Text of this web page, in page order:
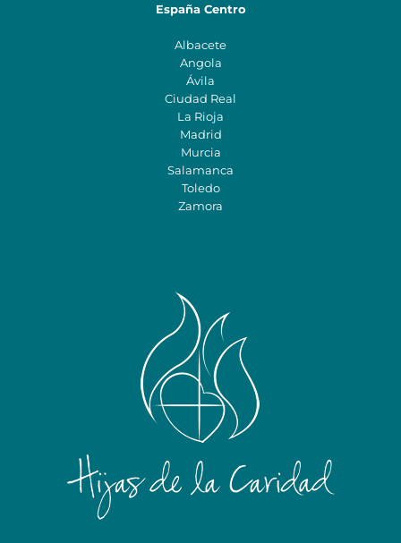
España Centro
Albacete
Angola
Ávila
Ciudad Real
La Rioja
Madrid
Murcia
Salamanca
Toledo
Zamora